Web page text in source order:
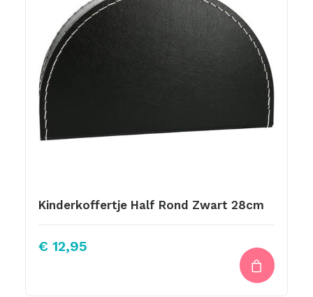
Kinderkoffertje Half Rond Zwart 28cm
€ 12,95